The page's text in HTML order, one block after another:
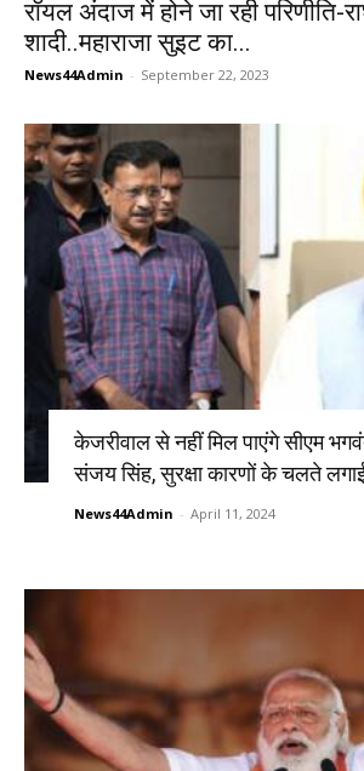
रॉयल अंदाज में होने जा रही परिणीति-
शादी..महाराजा सुइट का...
News44Admin - September 22, 2023
केजरीवाल से नहीं मिल पाएंगे सीएम
संजय सिंह, सुरक्षा कारणों के चलते
News44Admin - April 11, 2024